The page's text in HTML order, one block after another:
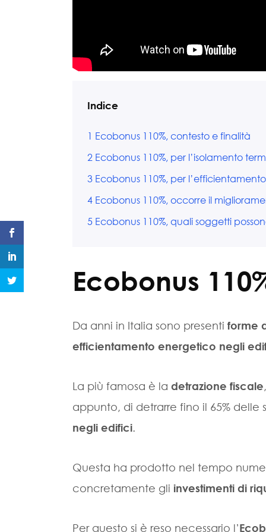
Indice
1 Ecobonus 110%, contesto e finalità
2 Ecobonus 110%, per l’isolamento
3 Ecobonus 110%, per
4 Ecobonus 110%, occorre il
5 Ecobonus 110%, quali soggetti
Ecobonus
Da anni in Italia sono presenti forme
efficientamento energetico negli
La più famosa è la detrazione fiscale
appunto, di detrarre fino il 65% delle
negli edifici.
Questa ha prodotto nel tempo
concretamente gli investimenti di
Per questo si è reso necessario l’